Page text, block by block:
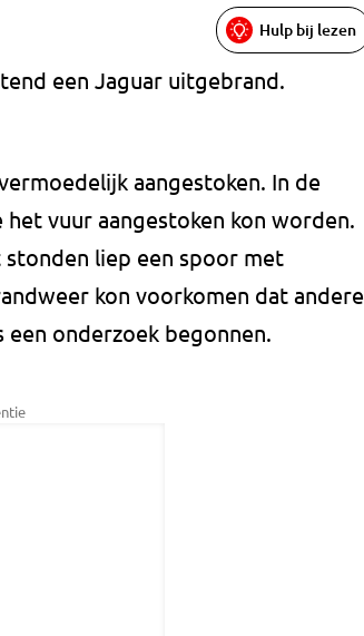
Hulp bij lezen
een Jaguar uitgebrand.
aangestoken. In de
vuur aangestoken kon worden.
liep een spoor met
kon voorkomen dat andere
onderzoek begonnen.